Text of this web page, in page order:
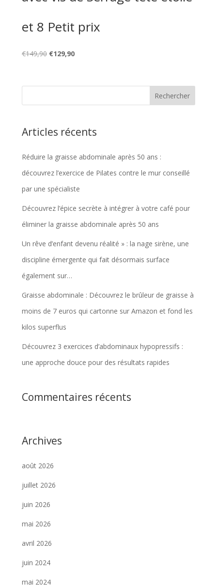
et 8 Petit prix
€149,90 Le
était :
€129,90Le
est :
Articles récents
Réduire la graisse abdominale après 50 ans :
découvrez l’exercice de Pilates contre le mur conseillé
par une spécialiste
Découvrez l’épice secrète à intégrer à votre café pour
éliminer la graisse abdominale après 50 ans
Un rêve d’enfant devenu réalité » : la nage sirène, une
discipline émergente qui fait désormais surface
également sur…
Graisse abdominale : Découvrez le brûleur de graisse à
moins de 7 euros qui cartonne sur Amazon et fond les
kilos superflus
Découvrez 3 exercices d’abdominaux hypopressifs :
une approche douce pour des résultats rapides
Commentaires récents
Archives
août 2026
juillet 2026
juin 2026
mai 2026
avril 2026
juin 2024
mai 2024